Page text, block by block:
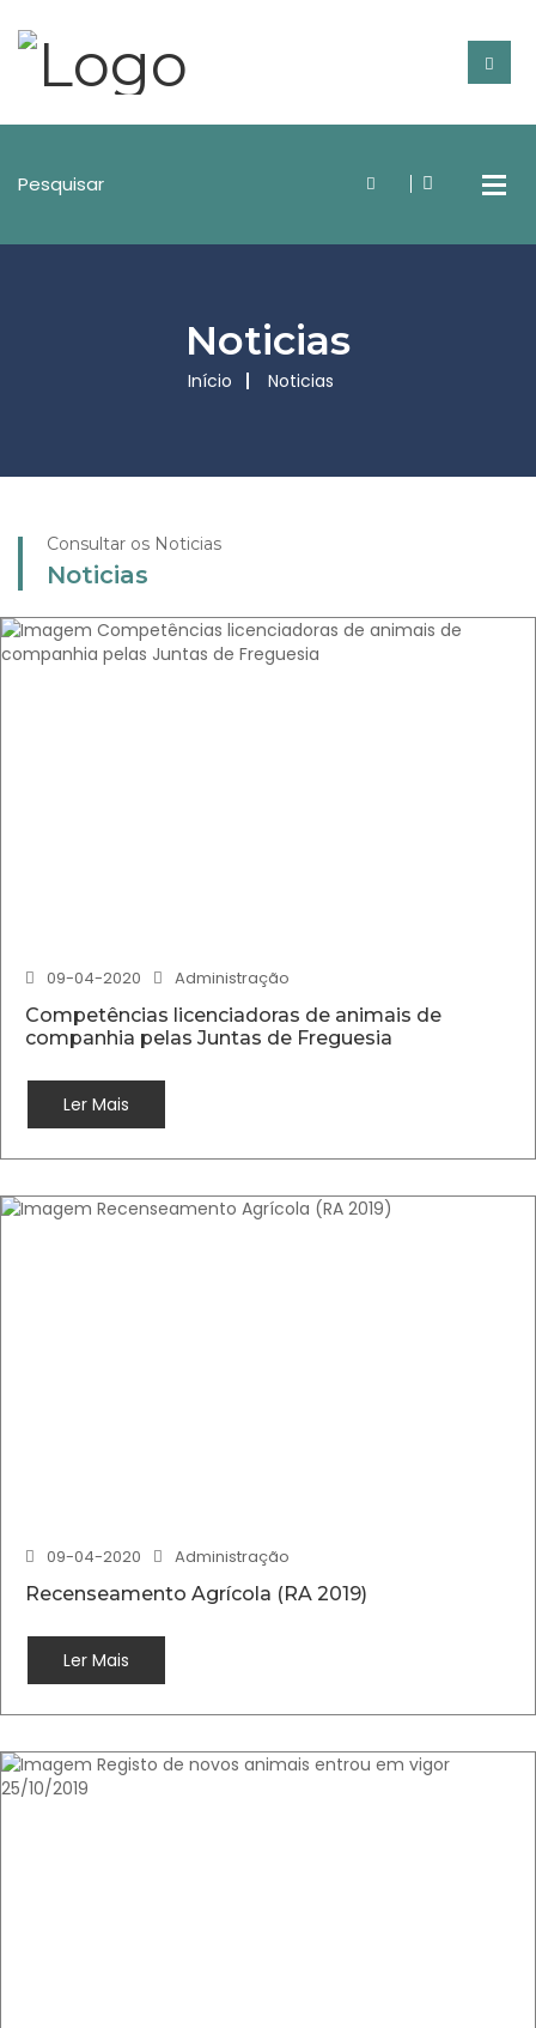
Noticias
Início Noticias
Consultar os Noticias
Noticias
09-04-2020
Administração
Competências licenciadoras de animais de
companhia pelas Juntas de Freguesia
Ler Mais
09-04-2020
Administração
Recenseamento Agrícola (RA 2019)
Ler Mais